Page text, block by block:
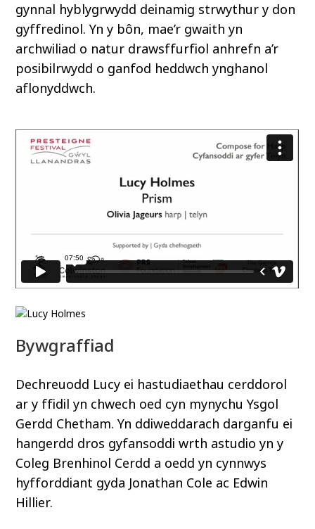
gynnal hyblygrwydd deinamig strwythur y don
gyffredinol. Yn y bôn, mae’r gwaith yn
archwiliad o natur drawsffurfiol anhrefn a’r
posibilrwydd o ganfod heddwch ynghanol
aflonyddwch.
Bywgraffiad
Dechreuodd Lucy ei hastudiaethau cerddorol
ar y ffidil yn chwech oed cyn mynychu Ysgol
Gerdd Chetham. Yn ddiweddarach darganfu ei
hangerdd dros gyfansoddi wrth astudio yn y
Coleg Brenhinol Cerdd a oedd yn cynnwys
hyfforddiant gyda Jonathan Cole ac Edwin
Hillier.